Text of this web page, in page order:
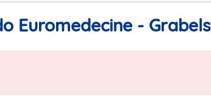
Euromedecine - Grabels